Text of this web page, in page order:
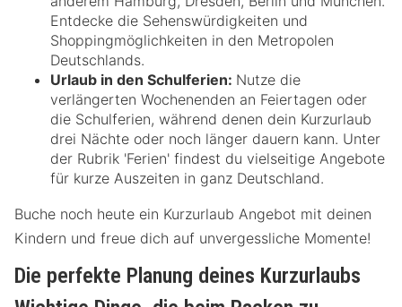
Entdecke die Sehenswürdigkeiten und
Shoppingmöglichkeiten in den Metropolen
Deutschlands.
Urlaub in den Schulferien: Nutze die
verlängerten Wochenenden an Feiertagen oder
die Schulferien, während denen dein Kurzurlaub
drei Nächte oder noch länger dauern kann. Unter
der Rubrik 'Ferien' findest du vielseitige Angebote
für kurze Auszeiten in ganz Deutschland.
Buche noch heute ein Kurzurlaub Angebot mit deinen
Kindern und freue dich auf unvergessliche Momente!
Die perfekte Planung deines Kurzurlaubs